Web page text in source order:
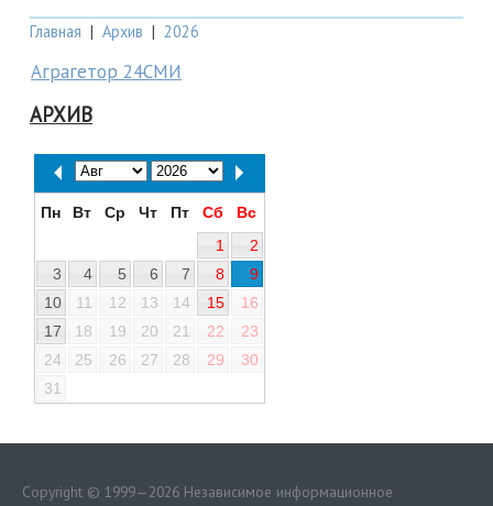
Главная | Архив | 2026
Аграгетор 24СМИ
АРХИВ
Пн Вт Ср Чт Пт Сб
Вс
1
2
3
4 5 6 7 8
9
10
11 12 13 14 15
16
17
18 19 20 21 22
23
24
25 26 27 28 29
30
31
Copyright © 1999—2026 Независимое информационное